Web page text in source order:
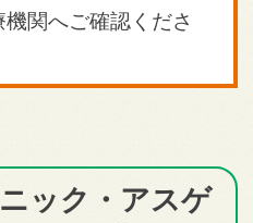
関へご確認くださ
ック・アスゲ